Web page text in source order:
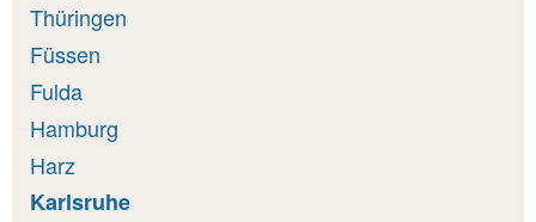
Thüringen
Füssen
Fulda
Hamburg
Harz
Karlsruhe